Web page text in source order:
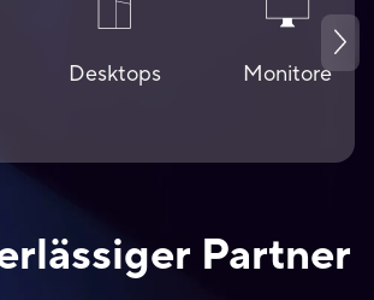
Desktops Monitore
Partner